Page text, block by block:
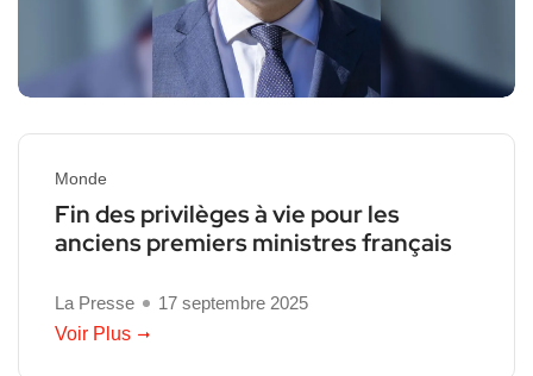
Monde
Fin des privilèges à vie pour les
anciens premiers ministres français
La Presse
17 septembre 2025
Voir Plus